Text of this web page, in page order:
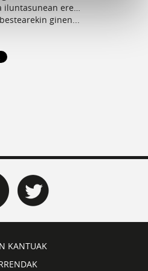
ere…
ginen...
KANTUAK